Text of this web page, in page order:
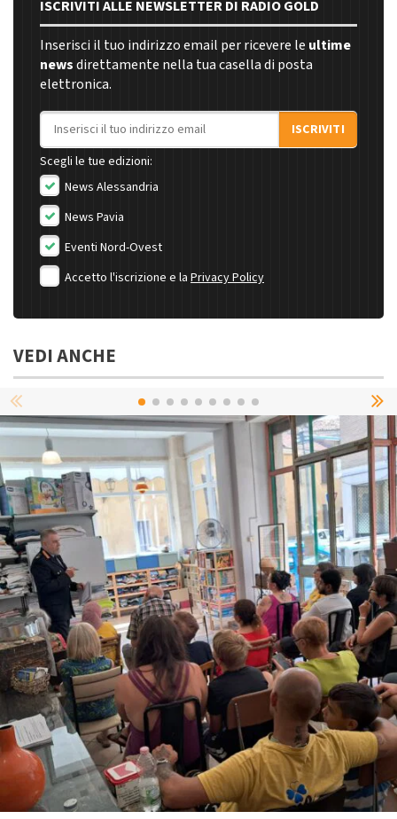
ISCRIVITI ALLE NEWSLETTER DI RADIO GOLD
Inserisci il tuo indirizzo email per ricevere le ultime
newsdirettamente nella tua casella di posta
elettronica.
Indirizzo email
ISCRIVITI
Scegli le tue edizioni:
News Alessandria
News Pavia
Eventi Nord-Ovest
Accetto l'iscrizione e la Privacy Policy
VEDI ANCHE